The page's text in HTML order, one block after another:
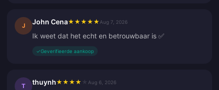
J John Cena★ ★ ★ ★ ★ Aug 7, 2026
Ik weet dat het echt en betrouwbaar is ✅
✓Geverifieerde aankoop
T thuynh★ ★ ★ ★ Aug 6, 2026